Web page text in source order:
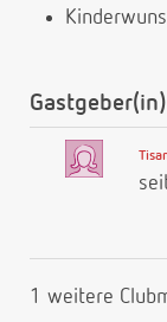
Gastgeber(in)
1 weitere